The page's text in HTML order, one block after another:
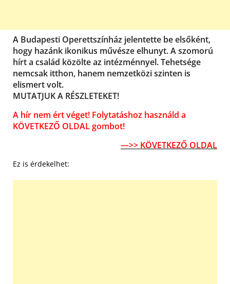
A Budapesti Operettszínház jelentette be elsőként,
hogy hazánk ikonikus művésze elhunyt. A szomorú
hírt a család közölte az intézménnyel. Tehetsége
nemcsak itthon, hanem nemzetközi szinten is
elismert volt.
MUTATJUK A RÉSZLETEKET!
A hír nem ért véget! Folytatáshoz használd a
KÖVETKEZŐ OLDAL gombot!
—>> KÖVETKEZŐ OLDAL
Ez is érdekelhet: